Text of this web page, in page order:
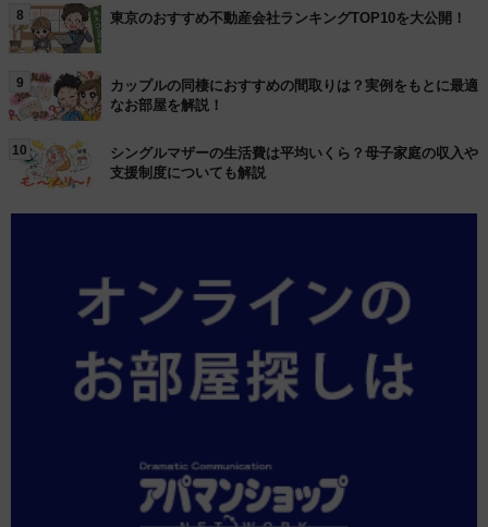
8 東京のおすすめ不動産会社ランキングTOP10を大公開！
9
カップルの同棲におすすめの間取りは？実例をもとに最適
なお部屋を解説！
10
シングルマザーの生活費は平均いくら？母子家庭の収入や
支援制度についても解説